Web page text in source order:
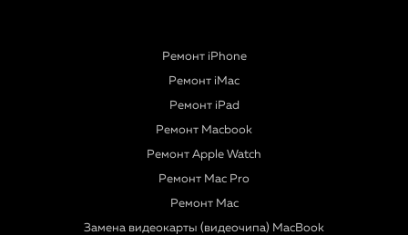
Ремонт iPhone
Ремонт iMac
Ремонт iPad
Ремонт Macbook
Ремонт Apple Watch
Ремонт Mac Pro
Ремонт Mac
Замена видеокарты (видеочипа) MacBook